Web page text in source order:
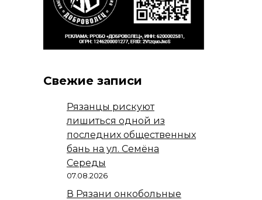
Свежие записи
Рязанцы рискуют
лишиться одной из
последних общественных
бань на ул. Семёна
Середы
07.08.2026
В Рязани онкобольные